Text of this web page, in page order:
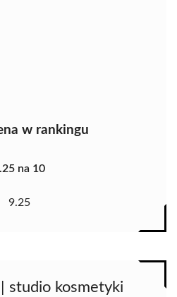
w rankingu
na 10
9.25
studio kosmetyki